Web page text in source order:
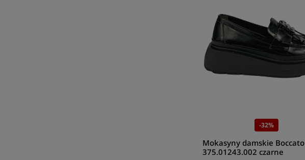
-32%
Mokasyny damskie Boccato
375.01243.002 czarne